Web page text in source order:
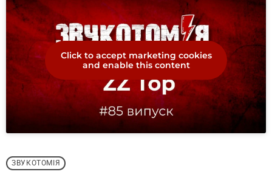
Click to accept marketing cookies
and enable this content
ЗВУКОТОМІЯ